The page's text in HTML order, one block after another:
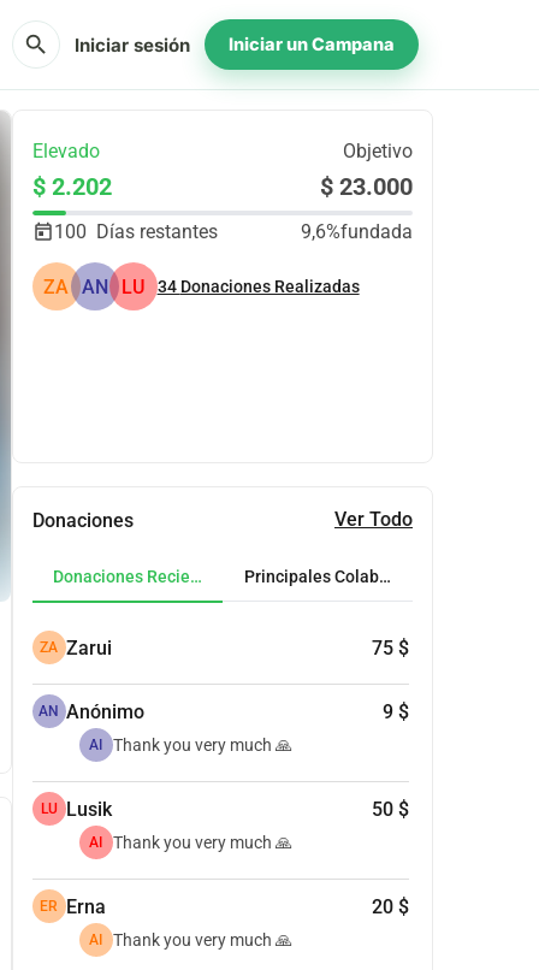
search Iniciar sesión Iniciar un Campana
Elevado Objetivo
$ 2.202 $ 23.000
100 Días restantes 9,6%fundada
ZA AN LU 34 Donaciones Realizadas
Donaciones Ver Todo
Donaciones Recientes Principales Colaboradores
ZA Zarui 75 $
AN Anónimo 9 $
AI Thank you very much 🙏
LU Lusik 50 $
AI Thank you very much 🙏
ER Erna 20 $
AI Thank you very much 🙏